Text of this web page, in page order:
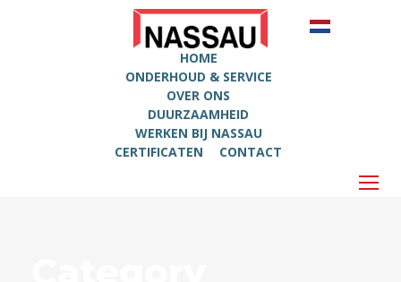
HOME
ONDERHOUD & SERVICE
OVER ONS
DUURZAAMHEID
WERKEN BIJ NASSAU
CERTIFICATEN
CONTACT